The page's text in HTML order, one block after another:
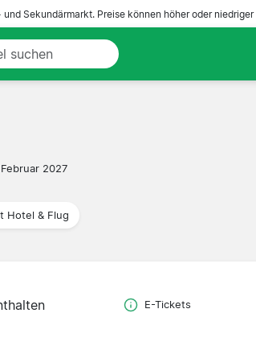
Sekundärmarkt. Preise können höher oder
2027
Hotel & Flug
E-Tickets